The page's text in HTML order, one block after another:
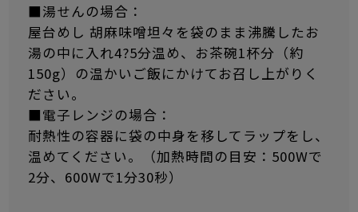
■湯せんの場合：
屋台めし 胡麻味噌坦々を袋のまま沸騰したお
湯の中に入れ4?5分温め、お茶碗1杯分（約
150g）の温かいご飯にかけてお召し上がりく
ださい。
■電子レンジの場合：
耐熱性の容器に袋の中身を移してラップをし、
温めてください。（加熱時間の目安：500Wで
2分、600Wで1分30秒）